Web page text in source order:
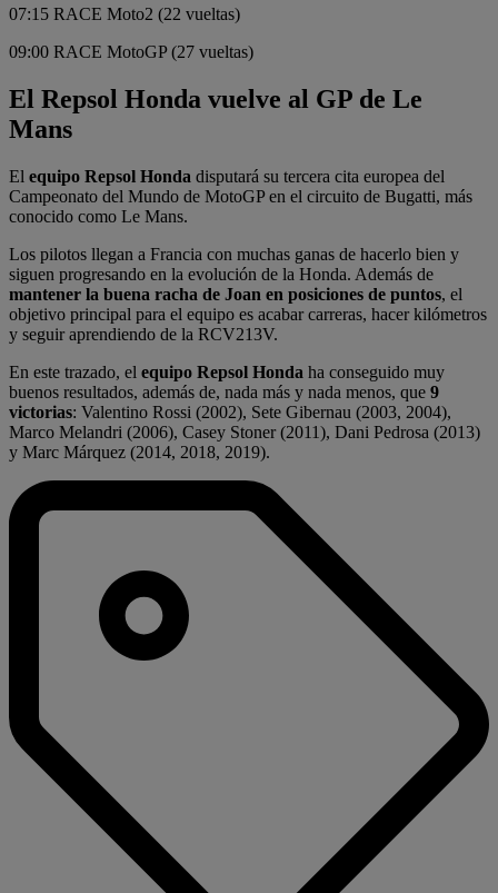
07:15 RACE Moto2 (22 vueltas)
09:00 RACE MotoGP (27 vueltas)
El Repsol Honda vuelve al GP de Le
Mans
El equipo Repsol Honda disputará su tercera cita europea del
Campeonato del Mundo de MotoGP en el circuito de Bugatti, más
conocido como Le Mans.
Los pilotos llegan a Francia con muchas ganas de hacerlo bien y
siguen progresando en la evolución de la Honda. Además de
mantener la buena racha de Joan en posiciones de puntos, el
objetivo principal para el equipo es acabar carreras, hacer kilómetros
y seguir aprendiendo de la RCV213V.
En este trazado, el equipo Repsol Honda ha conseguido muy
buenos resultados, además de, nada más y nada menos, que 9
victorias: Valentino Rossi (2002), Sete Gibernau (2003, 2004),
Marco Melandri (2006), Casey Stoner (2011), Dani Pedrosa (2013)
y Marc Márquez (2014, 2018, 2019).